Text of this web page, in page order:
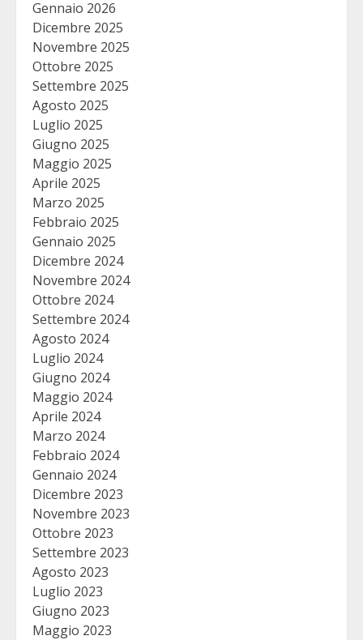
Gennaio 2026
Dicembre 2025
Novembre 2025
Ottobre 2025
Settembre 2025
Agosto 2025
Luglio 2025
Giugno 2025
Maggio 2025
Aprile 2025
Marzo 2025
Febbraio 2025
Gennaio 2025
Dicembre 2024
Novembre 2024
Ottobre 2024
Settembre 2024
Agosto 2024
Luglio 2024
Giugno 2024
Maggio 2024
Aprile 2024
Marzo 2024
Febbraio 2024
Gennaio 2024
Dicembre 2023
Novembre 2023
Ottobre 2023
Settembre 2023
Agosto 2023
Luglio 2023
Giugno 2023
Maggio 2023